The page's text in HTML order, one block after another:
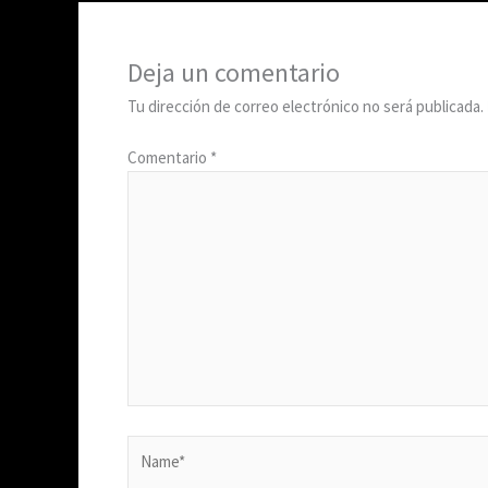
Deja un comentario
Tu dirección de correo electrónico no será publicada.
Comentario *